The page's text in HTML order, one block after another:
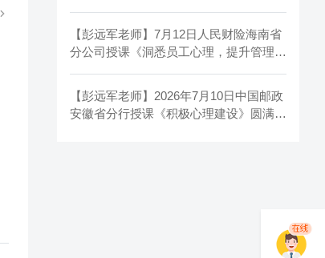
【彭远军老师】7月12日人民财险海南省
分公司授课《洞悉员工心理，提升管理沟
【彭远军老师】2026年7月10日中国邮政
安徽省分行授课《积极心理建设》圆满结